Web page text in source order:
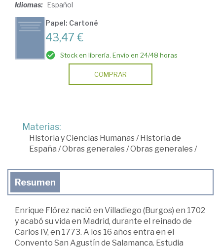
Idiomas: Español
Papel: Cartoné
43,47 €
Stock en librería. Envío en 24/48 horas
COMPRAR
Materias:
Historia y Ciencias Humanas/Historia de
España /Obras generales/Obras generales/
Resumen
Enrique Flórez nació en Villadiego (Burgos) en 1702
y acabó su vida en Madrid, durante el reinado de
Carlos IV, en 1773. A los 16 años entra en el
Convento San Agustín de Salamanca. Estudia